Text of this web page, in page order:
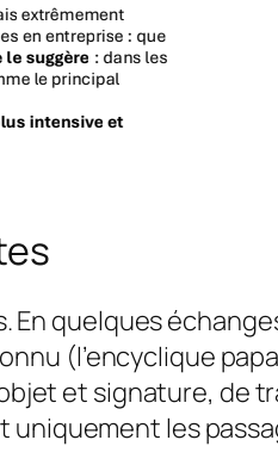
quelques
(l’encyclique
et signature, de
uniquement les